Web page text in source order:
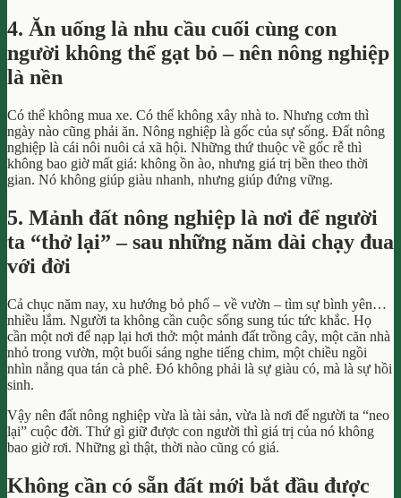
4. Ăn uống là nhu cầu cuối cùng con
người không thể gạt bỏ – nên nông nghiệp
là nền
Có thể không mua xe. Có thể không xây nhà to. Nhưng cơm thì
ngày nào cũng phải ăn. Nông nghiệp là gốc của sự sống. Đất nông
nghiệp là cái nôi nuôi cả xã hội. Những thứ thuộc về gốc rễ thì
không bao giờ mất giá: không ồn ào, nhưng giá trị bền theo thời
gian. Nó không giúp giàu nhanh, nhưng giúp đứng vững.
5. Mảnh đất nông nghiệp là nơi để người
ta “thở lại” – sau những năm dài chạy đua
với đời
Cả chục năm nay, xu hướng bỏ phố – về vườn – tìm sự bình yên…
nhiều lắm. Người ta không cần cuộc sống sung túc tức khắc. Họ
cần một nơi để nạp lại hơi thở: một mảnh đất trồng cây, một căn nhà
nhỏ trong vườn, một buổi sáng nghe tiếng chim, một chiều ngồi
nhìn nắng qua tán cà phê. Đó không phải là sự giàu có, mà là sự hồi
sinh.
Vậy nên đất nông nghiệp vừa là tài sản, vừa là nơi để người ta “neo
lại” cuộc đời. Thứ gì giữ được con người thì giá trị của nó không
bao giờ rơi. Những gì thật, thời nào cũng có giá.
Không cần có sẵn đất mới bắt đầu được